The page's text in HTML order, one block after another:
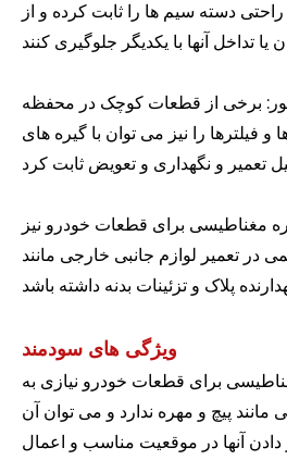
دسته سیم ها را ثابت کرده و از
برخی از قطعات کوچک در محفظه
و فیلترها را نیز می توان با گیره های
مغناطیسی برای قطعات خودرو نیز
در تعمیر لوازم جانبی خارجی مانند
ویژگی های سودمند
برای قطعات خودرو نیازی به
پیچ ​​و مهره ندارد و می توان آن
دادن آنها در موقعیت مناسب و اعمال